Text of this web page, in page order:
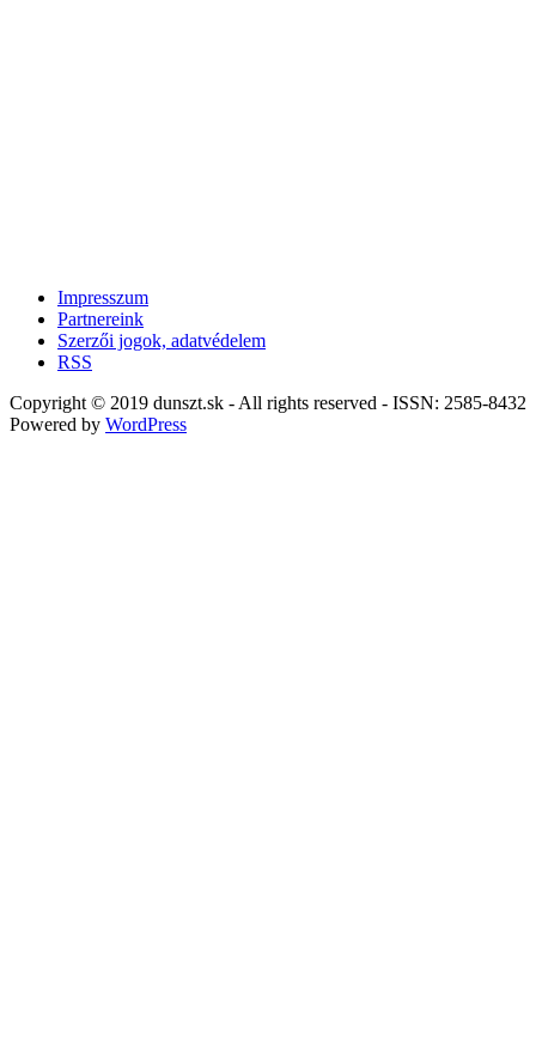
Impresszum
Partnereink
Szerzői jogok, adatvédelem
RSS
Copyright © 2019 dunszt.sk - All rights reserved - ISSN: 2585-8432
Powered by WordPress